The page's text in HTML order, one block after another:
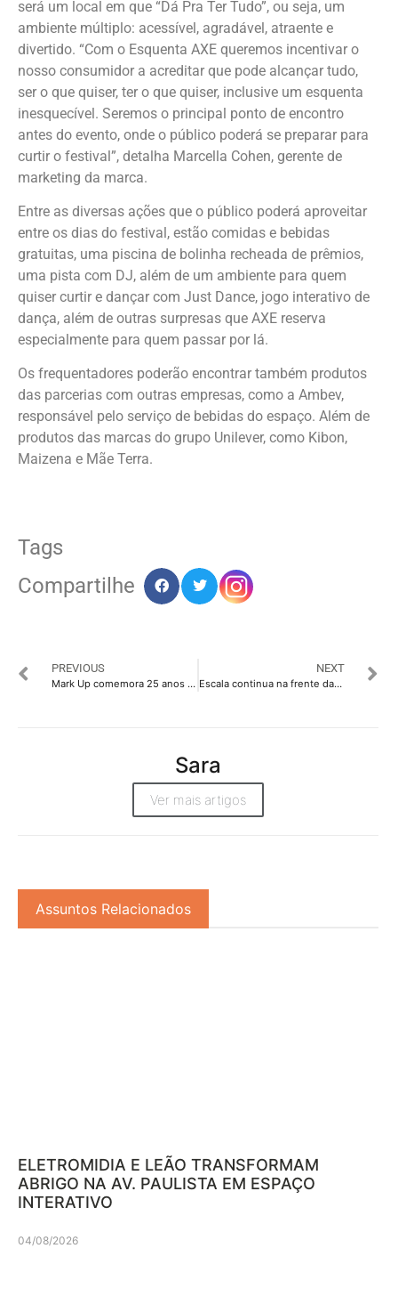
será um local em que “Dá Pra Ter Tudo”, ou seja, um
ambiente múltiplo: acessível, agradável, atraente e
divertido. “Com o Esquenta AXE queremos incentivar o
nosso consumidor a acreditar que pode alcançar tudo,
ser o que quiser, ter o que quiser, inclusive um esquenta
inesquecível. Seremos o principal ponto de encontro
antes do evento, onde o público poderá se preparar para
curtir o festival”, detalha Marcella Cohen, gerente de
marketing da marca.
Entre as diversas ações que o público poderá aproveitar
entre os dias do festival, estão comidas e bebidas
gratuitas, uma piscina de bolinha recheada de prêmios,
uma pista com DJ, além de um ambiente para quem
quiser curtir e dançar com Just Dance, jogo interativo de
dança, além de outras surpresas que AXE reserva
especialmente para quem passar por lá.
Os frequentadores poderão encontrar também produtos
das parcerias com outras empresas, como a Ambev,
responsável pelo serviço de bebidas do espaço. Além de
produtos das marcas do grupo Unilever, como Kibon,
Maizena e Mãe Terra.
Tags
Compartilhe
PREVIOUS
Mark Up comemora 25 anos com novas sócias
NEXT
Escala continua na frente da disputa da concorrência do MEC
Sara
Ver mais artigos
Assuntos Relacionados
ELETROMIDIA E LEÃO TRANSFORMAM
ABRIGO NA AV. PAULISTA EM ESPAÇO
INTERATIVO
04/08/2026